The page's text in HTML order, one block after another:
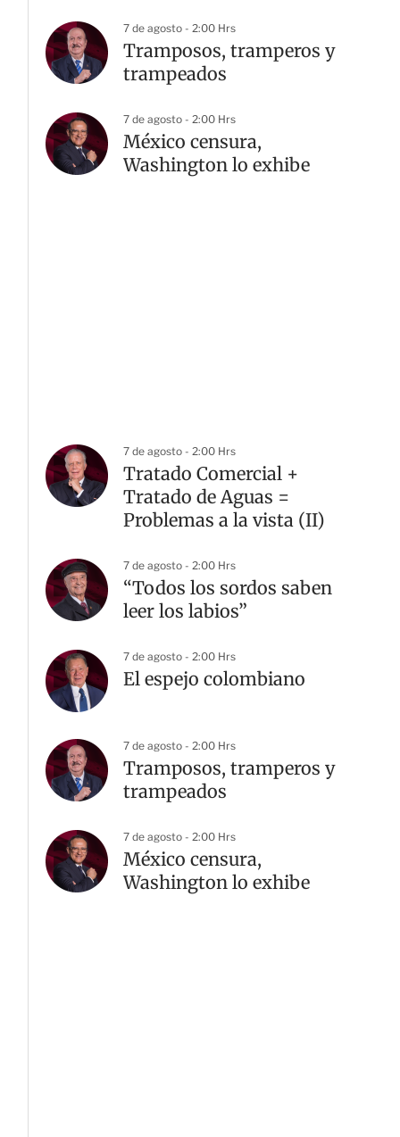
7 de agosto - 2:00 Hrs
Tramposos, tramperos y
trampeados
7 de agosto - 2:00 Hrs
México censura,
Washington lo exhibe
7 de agosto - 2:00 Hrs
Tratado Comercial +
Tratado de Aguas =
Problemas a la vista (II)
7 de agosto - 2:00 Hrs
“Todos los sordos saben
leer los labios”
7 de agosto - 2:00 Hrs
El espejo colombiano
7 de agosto - 2:00 Hrs
Tramposos, tramperos y
trampeados
7 de agosto - 2:00 Hrs
México censura,
Washington lo exhibe